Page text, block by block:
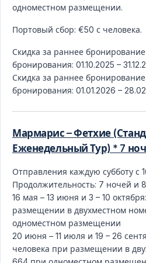
одноместном размещении.
Портовый сбор: €50 с человека.
Скидка за раннее
бронирования: 01.10.2025 –
Скидка за раннее
бронирования: 01.01.2026 –
Мармарис – Фетхие
Еженедельный Тур) * 7
Отправления каждую субботу с
Продолжительность: 7 ночей и
16 мая – 13 июня и 3 – 10
размещении в двухместном
одноместном размещении
20 июня – 11 июля и 19 – 26
человека при размещении в